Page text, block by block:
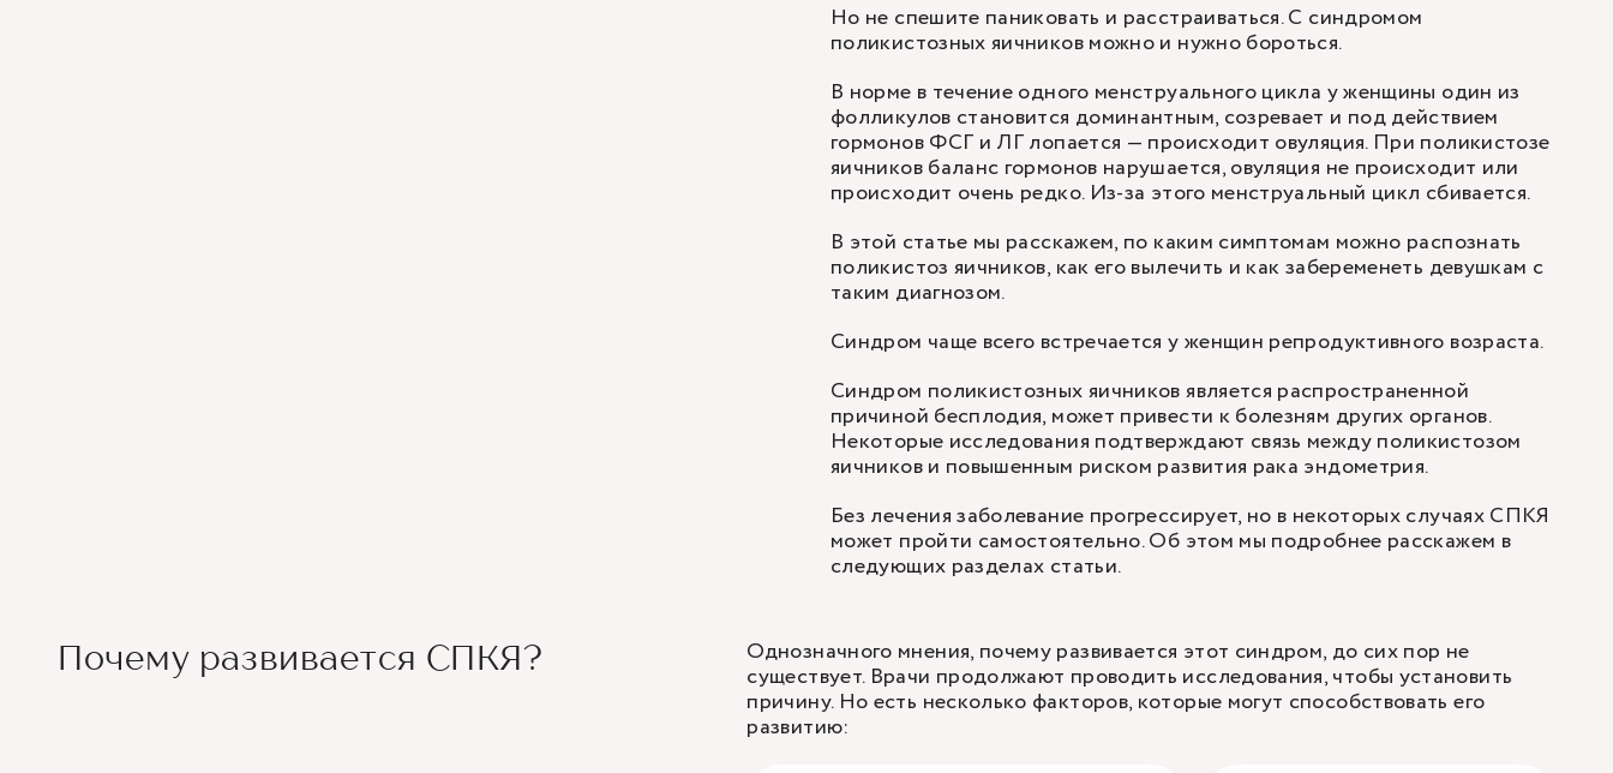
Но не спешите паниковать и расстраиваться. С синдромом
поликистозных яичников можно и нужно бороться.
В норме в течение одного менструального цикла у женщины один из
фолликулов становится доминантным, созревает и под действием
гормонов ФСГ и ЛГ лопается — происходит овуляция. При поликистозе
яичников баланс гормонов нарушается, овуляция не происходит или
происходит очень редко. Из-за этого менструальный цикл сбивается.
В этой статье мы расскажем, по каким симптомам можно распознать
поликистоз яичников, как его вылечить и как забеременеть девушкам с
таким диагнозом.
Синдром чаще всего встречается у женщин репродуктивного возраста.
Синдром поликистозных яичников является распространенной
причиной бесплодия, может привести к болезням других органов.
Некоторые исследования подтверждают связь между поликистозом
яичников и повышенным риском развития рака эндометрия.
Без лечения заболевание прогрессирует, но в некоторых случаях СПКЯ
может пройти самостоятельно. Об этом мы подробнее расскажем в
следующих разделах статьи.
Почему развивается СПКЯ?
Однозначного мнения, почему развивается этот синдром, до сих пор не
существует. Врачи продолжают проводить исследования, чтобы установить
причину. Но есть несколько факторов, которые могут способствовать его
развитию: